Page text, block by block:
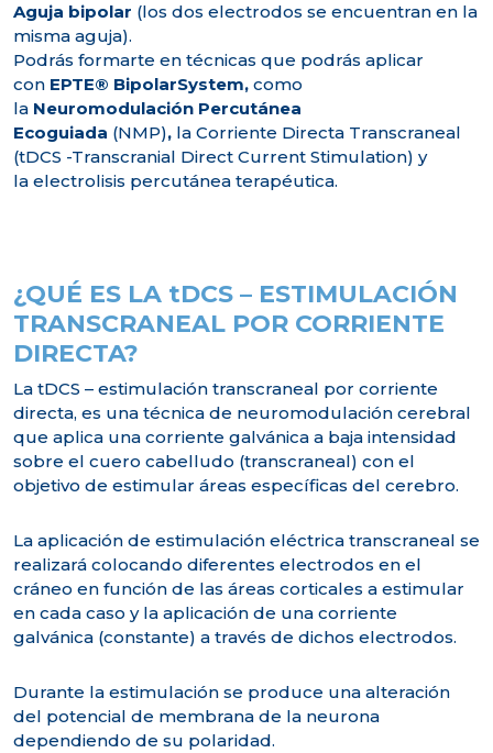
Aguja bipolar (los dos electrodos se encuentran en la
misma aguja).
Podrás formarte en técnicas que podrás aplicar
con EPTE® BipolarSystem, como
la Neuromodulación Percutánea
Ecoguiada (NMP), la Corriente Directa Transcraneal
(tDCS -Transcranial Direct Current Stimulation) y
la electrolisis percutánea terapéutica.
¿QUÉ ES LA tDCS – ESTIMULACIÓN
TRANSCRANEAL POR CORRIENTE
DIRECTA?
La tDCS – estimulación transcraneal por corriente
directa, es una técnica de neuromodulación cerebral
que aplica una corriente galvánica a baja intensidad
sobre el cuero cabelludo (transcraneal) con el
objetivo de estimular áreas específicas del cerebro.
La aplicación de estimulación eléctrica transcraneal se
realizará colocando diferentes electrodos en el
cráneo en función de las áreas corticales a estimular
en cada caso y la aplicación de una corriente
galvánica (constante) a través de dichos electrodos.
Durante la estimulación se produce una alteración
del potencial de membrana de la neurona
dependiendo de su polaridad.